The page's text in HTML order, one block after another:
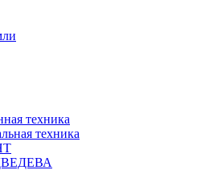
техника
техника